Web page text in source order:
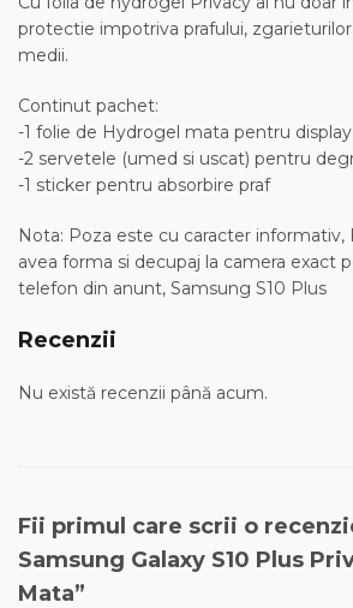
protectie impotriva prafului, zgarieturilor
medii.
Continut pachet:
-1 folie de Hydrogel mata pentru display
-2 servetele (umed si uscat) pentru
-1 sticker pentru absorbire praf
Nota: Poza este cu caracter informativ,
avea forma si decupaj la camera exact
telefon din anunt, Samsung S10 Plus
Recenzii
Nu există recenzii până acum.
Fii primul care scrii o
Samsung Galaxy S10 Plus
Mata”